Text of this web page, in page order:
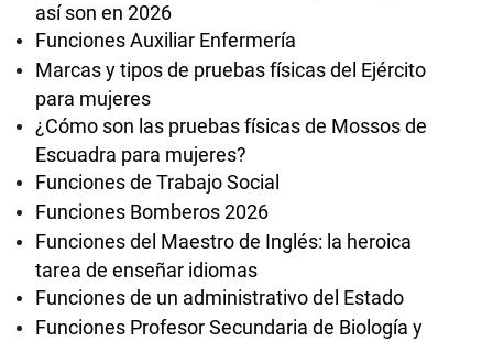
así son en 2026
Funciones Auxiliar Enfermería
Marcas y tipos de pruebas físicas del Ejército
para mujeres
¿Cómo son las pruebas físicas de Mossos de
Escuadra para mujeres?
Funciones de Trabajo Social
Funciones Bomberos 2026
Funciones del Maestro de Inglés: la heroica
tarea de enseñar idiomas
Funciones de un administrativo del Estado
Funciones Profesor Secundaria de Biología y